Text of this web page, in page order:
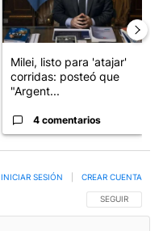
Milei, listo para 'atajar'
corridas: posteó que
"Argent...
4 comentarios
SIGA ESTA
SEGUIR
INICIAR SESIÓN CREAR CUENTA